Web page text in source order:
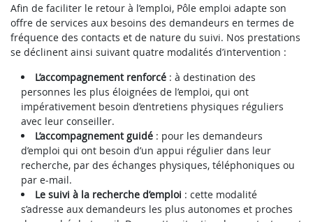
Afin de faciliter le retour à l’emploi, Pôle emploi adapte son
offre de services aux besoins des demandeurs en termes de
fréquence des contacts et de nature du suivi. Nos prestations
se déclinent ainsi suivant quatre modalités d’intervention :
L’accompagnement renforcé : à destination des
personnes les plus éloignées de l’emploi, qui ont
impérativement besoin d’entretiens physiques réguliers
avec leur conseiller.
L’accompagnement guidé : pour les demandeurs
d’emploi qui ont besoin d’un appui régulier dans leur
recherche, par des échanges physiques, téléphoniques ou
par e-mail.
Le suivi à la recherche d’emploi : cette modalité
s’adresse aux demandeurs les plus autonomes et proches